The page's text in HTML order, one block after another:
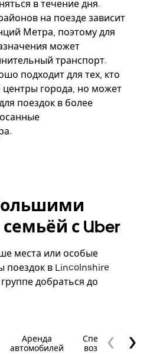
в течение дня.
на поезде зависит
Метра, поэтому для
может
транспорт.
подходит для тех, кто
города, но может
поездок в более
с Uber
места или особые
поездок в Lincolnshire
добраться до
Аренда
автомобилей
Специальные
возможности